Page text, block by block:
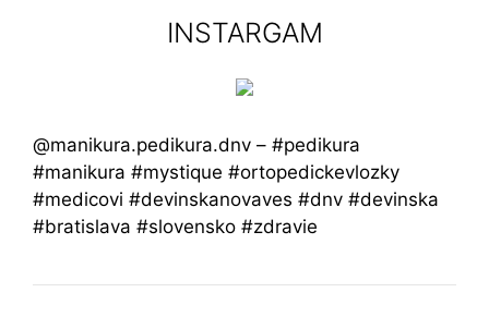
INSTARGAM
@manikura.pedikura.dnv – #pedikura
#manikura #mystique #ortopedickevlozky
#medicovi #devinskanovaves #dnv #devinska
#bratislava #slovensko #zdravie